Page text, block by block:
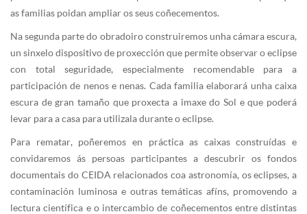
as familias poidan ampliar os seus coñecementos.
Na segunda parte do obradoiro construiremos unha cámara escura,
un sinxelo dispositivo de proxección que permite observar o eclipse
con total seguridade, especialmente recomendable para a
participación de nenos e nenas. Cada familia elaborará unha caixa
escura de gran tamaño que proxecta a imaxe do Sol e que poderá
levar para a casa para utilizala durante o eclipse.
Para rematar, poñeremos en práctica as caixas construídas e
convidaremos ás persoas participantes a descubrir os fondos
documentais do CEIDA relacionados coa astronomía, os eclipses, a
contaminación luminosa e outras temáticas afíns, promovendo a
lectura científica e o intercambio de coñecementos entre distintas